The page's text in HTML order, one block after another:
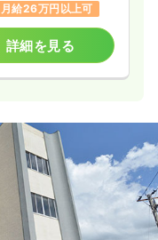
月給26万円以上可
詳細を見る